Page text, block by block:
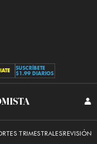
SUSCRÍBETE
$1.99 DIARIOS
TRIMESTRALESREVISIÓN